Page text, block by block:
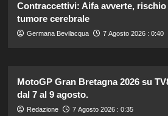
Contraccettivi: Aifa avverte, rischio
tumore cerebrale
Germana Bevilacqua 7 Agosto 2026 : 0:40
MotoGP Gran Bretagna 2026 su
dal 7 al 9 agosto.
Redazione 7 Agosto 2026 : 0:35